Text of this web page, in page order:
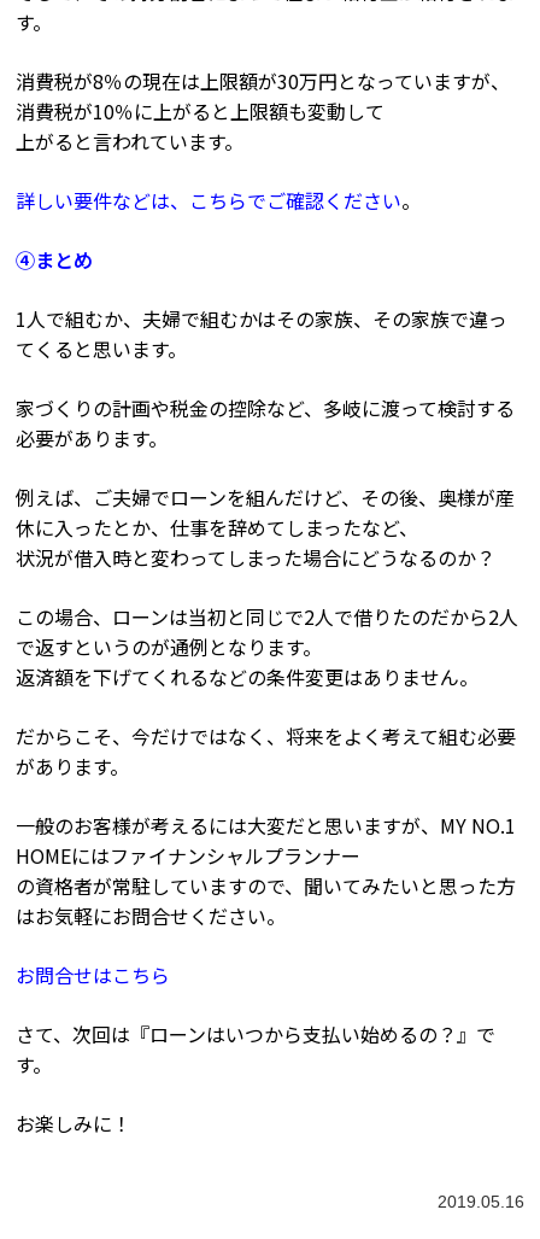
す。
消費税が8％の現在は上限額が30万円となっていますが、
消費税が10％に上がると上限額も変動して
上がると言われています。
詳しい要件などは、こちらでご確認ください。
④まとめ
1人で組むか、夫婦で組むかはその家族、その家族で違っ
てくると思います。
家づくりの計画や税金の控除など、多岐に渡って検討する
必要があります。
例えば、ご夫婦でローンを組んだけど、その後、奥様が産
休に入ったとか、仕事を辞めてしまったなど、
状況が借入時と変わってしまった場合にどうなるのか？
この場合、ローンは当初と同じで2人で借りたのだから2人
で返すというのが通例となります。
返済額を下げてくれるなどの条件変更はありません。
だからこそ、今だけではなく、将来をよく考えて組む必要
があります。
一般のお客様が考えるには大変だと思いますが、MY NO.1
HOMEにはファイナンシャルプランナー
の資格者が常駐していますので、聞いてみたいと思った方
はお気軽にお問合せください。
お問合せはこちら
さて、次回は『ローンはいつから支払い始めるの？』で
す。
お楽しみに！
2019.05.16